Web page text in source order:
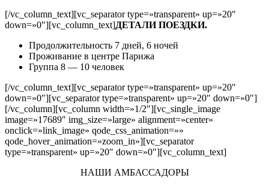
[/vc_column_text][vc_separator type=»transparent» up=»20″
down=»0″][vc_column_text]ДЕТАЛИ ПОЕЗДКИ.
Продолжительность 7 дней, 6 ночей
Проживание в центре Парижа
Группа 8 — 10 человек
[/vc_column_text][vc_separator type=»transparent» up=»20″
down=»0″][vc_separator type=»transparent» up=»20″ down=»0″]
[/vc_column][vc_column width=»1/2″][vc_single_image
image=»17689″ img_size=»large» alignment=»center»
onclick=»link_image» qode_css_animation=»»
qode_hover_animation=»zoom_in»][vc_separator
type=»transparent» up=»20″ down=»0″][vc_column_text]
НАШИ АМБАССАДОРЫ